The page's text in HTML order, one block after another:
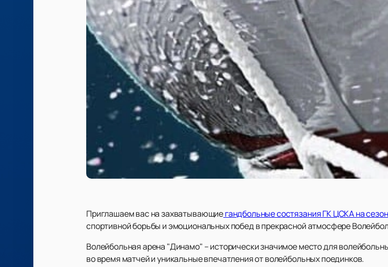
Приглашаем вас на захватывающиегандбольные состязания ГК ЦСКА на
спортивной борьбы и эмоциональных побед в прекрасной атмосфере
Волейбольная арена "Динамо" – исторически значимое место для
во время матчей и уникальные впечатления от волейбольных поединков.